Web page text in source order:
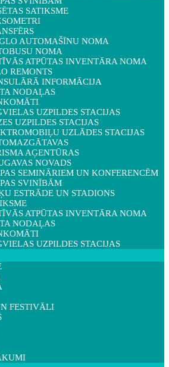
SATIKSME
AUTOMAŠĪNU NOMA
NOMA
ATPŪTAS INVENTĀRA NOMA
REMONTS
INFORMĀCIJA
NODAĻAS
UZPILDES STACIJAS
UZPILDES STACIJAS
UZLĀDES STACIJAS
AĢENTŪRAS
NOVADS
SEMINĀRIEM UN KONFERENCĒM
SVINĪBĀM
ESTRĀDE UN STADIONS
ATPŪTAS INVENTĀRA NOMA
NODAĻAS
UZPILDES STACIJAS
FESTIVĀLI